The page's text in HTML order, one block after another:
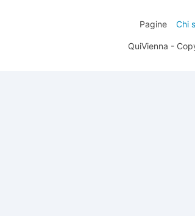
Pagine
Chi
QuiVienna -